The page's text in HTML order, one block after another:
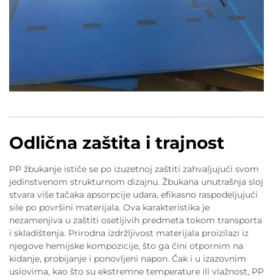
Odlična zaštita i trajnost
PP žbukanje ističe se po izuzetnoj zaštiti zahvaljujući svom
jedinstvenom strukturnom dizajnu. Žbukana unutrašnja sloj
stvara više tačaka apsorpcije udara, efikasno raspodeljujući
sile po površini materijala. Ova karakteristika je
nezamenjiva u zaštiti osetljivih predmeta tokom transporta
i skladištenja. Prirodna izdržljivost materijala proizilazi iz
njegove hemijske kompozicije, što ga čini otpornim na
kidanje, probijanje i ponovljeni napon. Čak i u izazovnim
uslovima, kao što su ekstremne temperature ili vlažnost, PP